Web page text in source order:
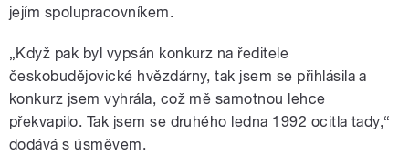
jejím spolupracovníkem.
„Když pak byl vypsán konkurz na ředitele
českobudějovické hvězdárny, tak jsem se přihlásila a
konkurz jsem vyhrála, což mě samotnou lehce
překvapilo. Tak jsem se druhého ledna 1992 ocitla tady,“
dodává s úsměvem.